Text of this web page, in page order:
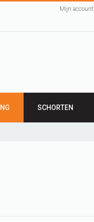
Mijn account
SCHORTEN